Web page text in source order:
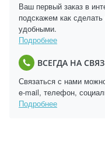
Ваш первый заказ в
подскажем как
удобными.
Подробнее
ВСЕГДА НА
Связаться с нами
e-mail, телефон,
Подробнее